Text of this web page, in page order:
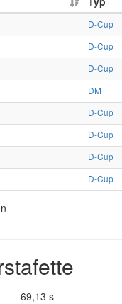
D-Cup
D-Cup
D-Cup
DM
D-Cup
D-Cup
D-Cup
D-Cup
69,13 s